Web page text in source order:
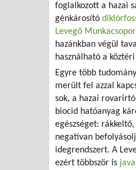
foglalkozott a hazai
génkárosító
Levegő
hazánkban végül
használható a
Egyre több
merült fel azzal
sok, a hazai
biocid hatóanyag
egészséget:
negatívan
idegrendszert. A
ezért többször is